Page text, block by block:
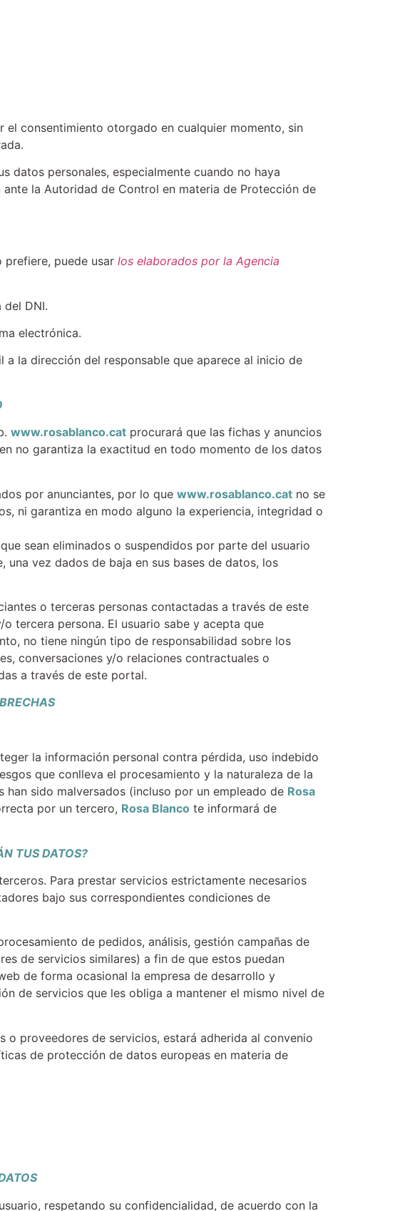
consentimiento otorgado en cualquier momento, sin
datos personales, especialmente cuando no haya
la Autoridad de Control en materia de Protección de
puede usar los elaborados por la Agencia
DNI.
electrónica.
la dirección del responsable que aparece al inicio de
www.rosablanco.cat procurará que las fichas y anuncios
no garantiza la exactitud en todo momento de los datos
por anunciantes, por lo que www.rosablanco.cat no se
ni garantiza en modo alguno la experiencia, integridad o
sean eliminados o suspendidos por parte del usuario
vez dados de baja en sus bases de datos, los
o terceras personas contactadas a través de este
tercera persona. El usuario sabe y acepta que
no tiene ningún tipo de responsabilidad sobre los
conversaciones y/o relaciones contractuales o
a través de este portal.
la información personal contra pérdida, uso indebido
que conlleva el procesamiento y la naturaleza de la
han sido malversados (incluso por un empleado de Rosa
por un tercero, Rosa Blanco te informará de
TUS DATOS?
Para prestar servicios estrictamente necesarios
bajo sus correspondientes condiciones de
de pedidos, análisis, gestión campañas de
de servicios similares) a fin de que estos puedan
de forma ocasional la empresa de desarrollo y
de servicios que les obliga a mantener el mismo nivel de
proveedores de servicios, estará adherida al convenio
de protección de datos europeas en materia de
respetando su confidencialidad, de acuerdo con la